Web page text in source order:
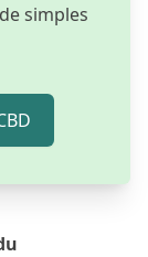
simples